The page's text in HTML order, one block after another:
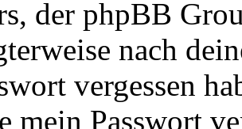
der phpBB
nach
vergessen
mein Passwort